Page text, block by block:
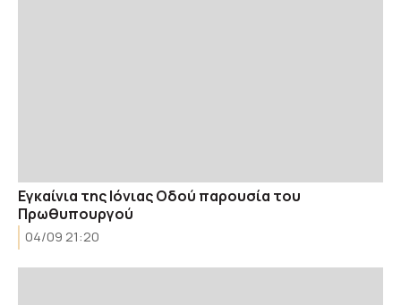
Εγκαίνια της Ιόνιας Οδού παρουσία του
Πρωθυπουργού
04/09 21:20